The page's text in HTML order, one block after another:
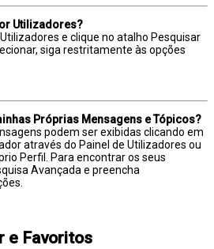
Utilizadores?
e clique no atalho Pesquisar
siga restritamente às opções
Próprias Mensagens e Tópicos?
podem ser exibidas clicando em
através do Painel de Utilizadores ou
Perfil. Para encontrar os seus
Avançada e preencha
e Favoritos